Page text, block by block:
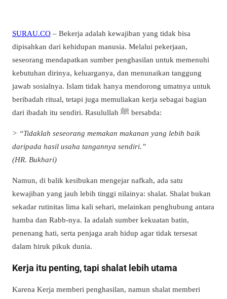
SURAU.CO – Bekerja adalah kewajiban yang tidak bisa
dipisahkan dari kehidupan manusia. Melalui pekerjaan,
seseorang mendapatkan sumber penghasilan untuk memenuhi
kebutuhan dirinya, keluarganya, dan menunaikan tanggung
jawab sosialnya. Islam tidak hanya mendorong umatnya untuk
beribadah ritual, tetapi juga memuliakan kerja sebagai bagian
dari ibadah itu sendiri. Rasulullah ﷺ bersabda:
> “Tidaklah seseorang memakan makanan yang lebih baik
daripada hasil usaha tangannya sendiri.”
(HR. Bukhari)
Namun, di balik kesibukan mengejar nafkah, ada satu
kewajiban yang jauh lebih tinggi nilainya: shalat. Shalat bukan
sekadar rutinitas lima kali sehari, melainkan penghubung antara
hamba dan Rabb-nya. Ia adalah sumber kekuatan batin,
penenang hati, serta penjaga arah hidup agar tidak tersesat
dalam hiruk pikuk dunia.
Kerja itu penting, tapi shalat lebih utama
Karena Kerja memberi penghasilan, namun shalat memberi